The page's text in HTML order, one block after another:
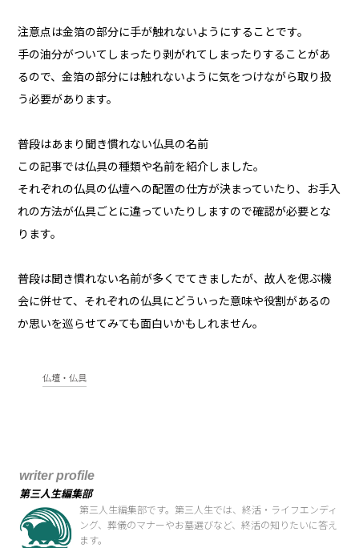
注意点は金箔の部分に手が触れないようにすることです。
手の油分がついてしまったり剥がれてしまったりすることがあ
るので、金箔の部分には触れないように気をつけながら取り扱
う必要があります。
普段はあまり聞き慣れない仏具の名前
この記事では仏具の種類や名前を紹介しました。
それぞれの仏具の仏壇への配置の仕方が決まっていたり、お手入
れの方法が仏具ごとに違っていたりしますので確認が必要とな
ります。
普段は聞き慣れない名前が多くでてきましたが、故人を偲ぶ機
会に併せて、それぞれの仏具にどういった意味や役割があるの
か思いを巡らせてみても面白いかもしれません。
仏壇・仏具
writer profile
第三人生編集部
第三人生編集部です。第三人生では、終活・ライフエンディ
ング、葬儀のマナーやお墓選びなど、終活の知りたいに答え
ます。